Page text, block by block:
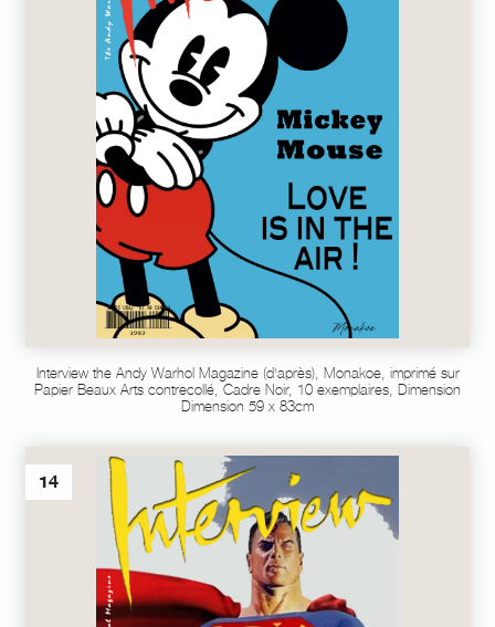
Interview the Andy Warhol Magazine (d'après), Monakoe, imprimé sur
Papier Beaux Arts contrecollé, Cadre Noir, 10 exemplaires, Dimension
Dimension 59 x 83cm
14